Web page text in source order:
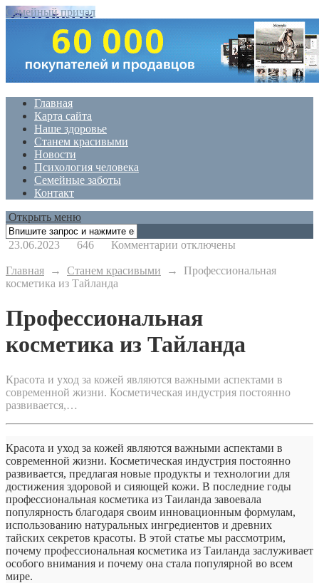
Семейный причал
Главная
Карта сайта
Наше здоровье
Станем красивыми
Новости
Психология человека
Семейные заботы
Контакт
Открыть меню
23.06.2023 646 Комментарии к
Профессиональная
отключены
Главная → Станем красивыми → Профессиональная
косметика из Тайланда
Профессиональная
косметика из Тайланда
Красота и уход за кожей являются важными аспектами в
современной жизни. Косметическая индустрия постоянно
развивается,…
Красота и уход за кожей являются важными аспектами в
современной жизни. Косметическая индустрия постоянно
развивается, предлагая новые продукты и технологии для
достижения здоровой и сияющей кожи. В последние годы
профессиональная косметика из Таиланда завоевала
популярность благодаря своим инновационным формулам,
использованию натуральных ингредиентов и древних
тайских секретов красоты. В этой статье мы рассмотрим,
почему профессиональная косметика из Таиланда заслуживает
особого внимания и почему она стала популярной во всем
мире.